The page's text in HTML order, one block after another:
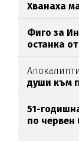
Хванаха
Фиго за
останка
души към
51-
по червен